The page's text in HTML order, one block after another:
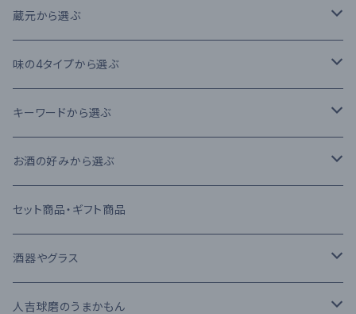
本格米焼酎
本格芋焼酎
本格麦焼酎
原酒
リキュール
果実酒
梅酒
蔵元から選ぶ
大石酒造場
木下醸造所
寿福酒造場
常楽酒造
繊月酒造
高田酒造場
味の4タイプから選ぶ
フレーバータイプ
ライトタイプ
リッチタイプ
キャラクタータイプ
キーワードから選ぶ
減圧蒸留法
常圧蒸留法
樽熟成
長期熟成古酒 3年以上
お酒の好みから選ぶ
日本酒
吟醸酒
芋焼酎
セット商品・ギフト商品
酒器やグラス
RIEDEL
人吉球磨のうまかもん